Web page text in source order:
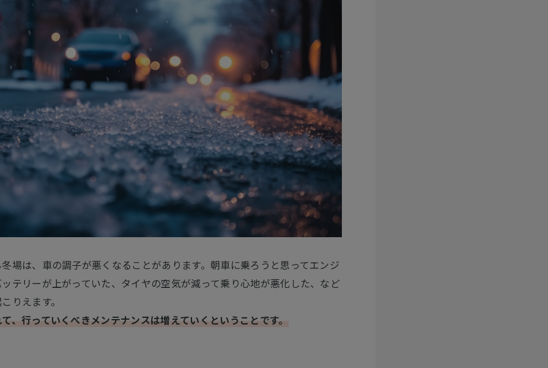
場は、車の調子が悪くなることがあります。朝車に乗ろうと思ってエンジ
テリーが上がっていた、タイヤの空気が減って乗り心地が悪化した、など
りえます。
、行っていくべきメンテナンスは増えていくということです。